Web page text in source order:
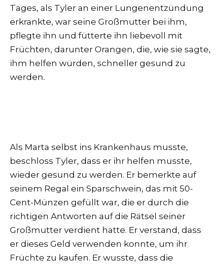
Tages, als Tyler an einer Lungenentzündung
erkrankte, war seine Großmutter bei ihm,
pflegte ihn und fütterte ihn liebevoll mit
Früchten, darunter Orangen, die, wie sie sagte,
ihm helfen würden, schneller gesund zu
werden.
Als Marta selbst ins Krankenhaus musste,
beschloss Tyler, dass er ihr helfen musste,
wieder gesund zu werden. Er bemerkte auf
seinem Regal ein Sparschwein, das mit 50-
Cent-Münzen gefüllt war, die er durch die
richtigen Antworten auf die Rätsel seiner
Großmutter verdient hatte. Er verstand, dass
er dieses Geld verwenden konnte, um ihr
Früchte zu kaufen. Er wusste, dass die